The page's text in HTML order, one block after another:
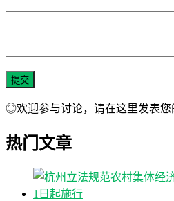
◎欢迎参与讨论，请在这里发表您
热门文章